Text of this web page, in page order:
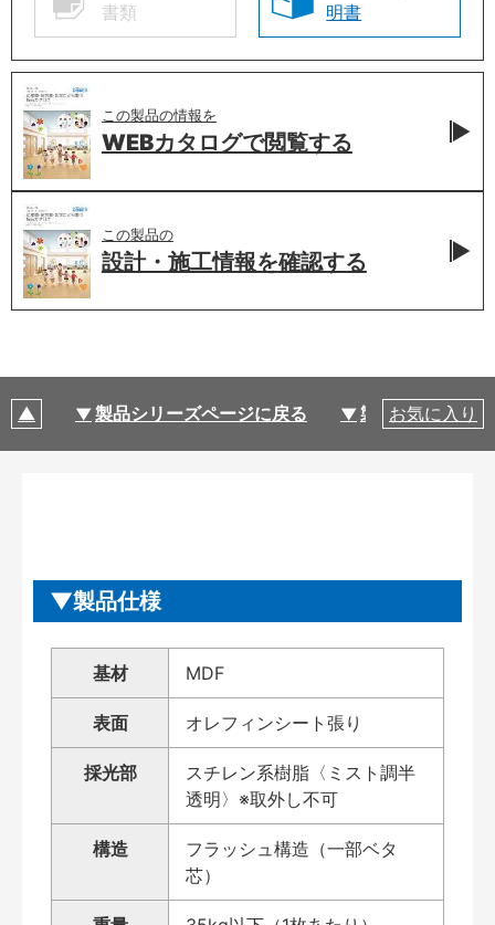
書類
明書
この製品の情報を
WEBカタログで閲覧する
この製品の
設計・施工情報を確認する
製品シリーズページに戻る 製品仕様
お気に入り
製品仕様
基材 MDF
表面 オレフィンシート張り
採光部
スチレン系樹脂〈ミスト調半
透明〉※取外し不可
構造
フラッシュ構造（一部ベタ
芯）